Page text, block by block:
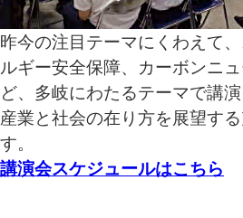
昨今の注目テーマにくわえて
ルギー安全保障、カーボンニ
ど、多岐にわたるテーマで講
産業と社会の在り方を展望す
す。
講演会スケジュールはこちら